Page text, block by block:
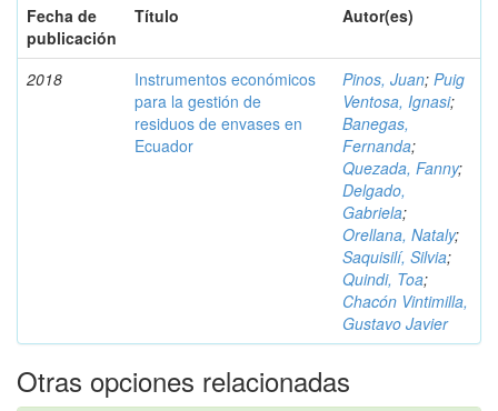
Fecha de
publicación
Título Autor(es)
2018
Instrumentos económicos
para la gestión de
residuos de envases en
Ecuador
Pinos, Juan; Puig
Ventosa, Ignasi;
Banegas,
Fernanda;
Quezada, Fanny;
Delgado,
Gabriela;
Orellana, Nataly;
Saquisilí, Silvia;
Quindi, Toa;
Chacón Vintimilla,
Gustavo Javier
Otras opciones relacionadas